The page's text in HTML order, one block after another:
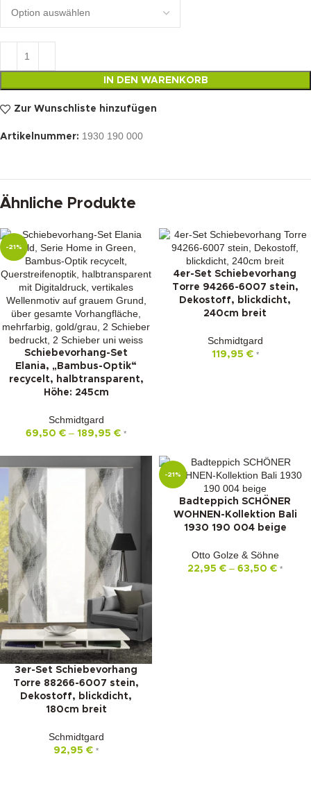
IN DEN WARENKORB
Zur Wunschliste hinzufügen
Artikelnummer: 1930 190 000
Ähnliche Produkte
-21%
Schiebevorhang-Set
Elania, „Bambus-Optik“
recycelt, halbtransparent,
Höhe: 245cm
Schmidtgard
69,50 € – 189,95 € *
4er-Set Schiebevorhang
Torre 94266-6007 stein,
Dekostoff, blickdicht,
240cm breit
Schmidtgard
119,95 € *
3er-Set Schiebevorhang
Torre 88266-6007 stein,
Dekostoff, blickdicht,
180cm breit
Schmidtgard
92,95 € *
-21%
Badteppich SCHÖNER
WOHNEN-Kollektion Bali
1930 190 004 beige
Otto Golze & Söhne
22,95 € – 63,50 € *